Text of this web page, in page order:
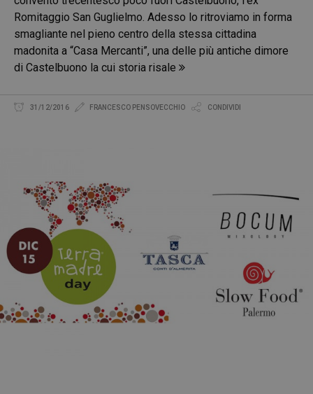
Romitaggio San Guglielmo. Adesso lo ritroviamo in forma
smagliante nel pieno centro della stessa cittadina
madonita a “Casa Mercanti”, una delle più antiche dimore
di Castelbuono la cui storia risale
31/12/2016 FRANCESCO PENSOVECCHIO CONDIVIDI